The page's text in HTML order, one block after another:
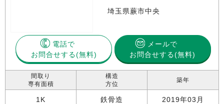
埼玉県蕨市中央
電話で
お問合せする
メールで
お問合せする(無料)
間取り
専有面積
1K
構造
方位
鉄骨造
築年
2019年03月